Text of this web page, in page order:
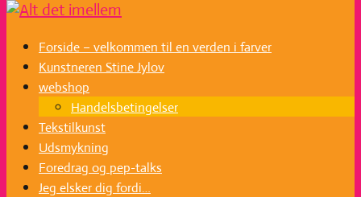
Forside – velkommen til en verden i farver
Kunstneren Stine Jylov
webshop
Handelsbetingelser
Tekstilkunst
Udsmykning
Foredrag og pep-talks
Jeg elsker dig fordi…